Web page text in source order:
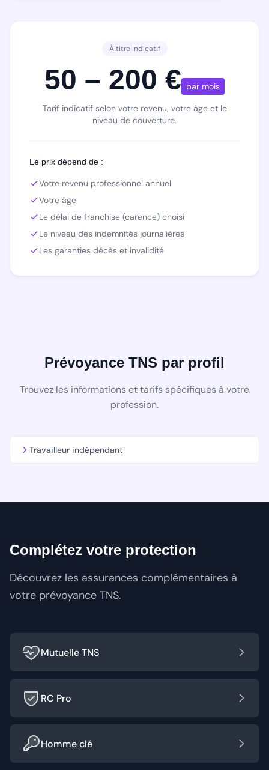
À titre indicatif
50 – 200 € par mois
Tarif indicatif selon votre revenu, votre âge et le
niveau de couverture.
Le prix dépend de :
Votre revenu professionnel annuel
Votre âge
Le délai de franchise (carence) choisi
Le niveau des indemnités journalières
Les garanties décès et invalidité
Prévoyance TNS par profil
Trouvez les informations et tarifs spécifiques à votre
profession.
Travailleur indépendant
Complétez votre protection
Découvrez les assurances complémentaires à
votre prévoyance TNS.
Mutuelle TNS
RC Pro
Homme clé